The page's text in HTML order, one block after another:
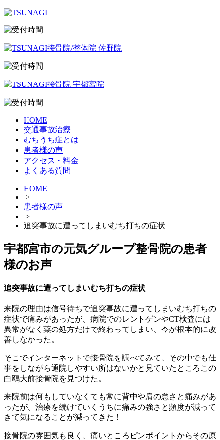
HOME
交通事故治療
むちうち症とは
患者様の声
アクセス・料金
よくある質問
HOME
>
患者様の声
>
追突事故に遭ってしまいむち打ちの症状
宇都宮市の元気グループ整骨院の患者
様のお声
追突事故に遭ってしまいむち打ちの症状
来院の理由は信号待ちで追突事故に遭ってしまいむち打ちの
症状で痛みがあったが、病院でのレントゲンやCT検査には
異常がなく薬の処方だけで終わってしまい、今が根本的に改
善しなかった。
そこでインターネットで接骨院を調べてみて、その中でも仕
事をしながら通院しやすい所はないかと見ていたところこの
白鴎大前接骨院を見つけた。
来院前は何もしていなくても常に背中や肩の怠さと痛みがあ
ったが、治療を続けていくうちに痛みの強さと頻度が減って
きて気になることが減ってきた！
接骨院の雰囲気も良く、痛いところピンポイントからその原